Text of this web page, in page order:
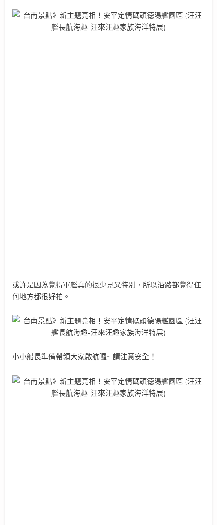
或許是因為覺得軍艦真的很少見又特別，所以沿路都覺得任
何地方都很好拍。
小小船長準備帶領大家啟航囉~ 請注意安全！